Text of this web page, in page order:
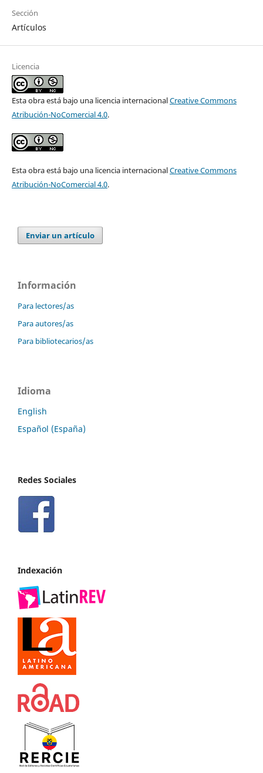
Sección
Artículos
Licencia
Esta obra está bajo una licencia internacionalCreative Commons
Atribución-NoComercial 4.0.
Esta obra está bajo una licencia internacionalCreative Commons
Atribución-NoComercial 4.0.
Enviar un artículo
Información
Para lectores/as
Para autores/as
Para bibliotecarios/as
Idioma
English
Español (España)
Redes Sociales
Indexación